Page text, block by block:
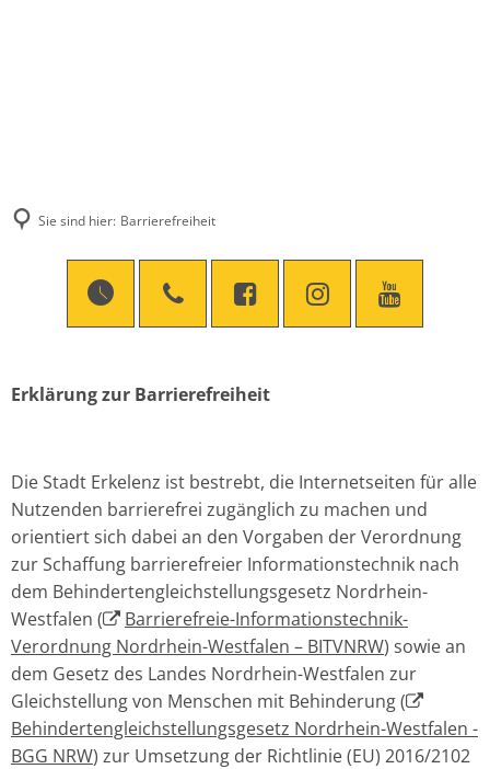
Sie sind hier: Barrierefreiheit
Barrierefreiheit
Erklärung zur Barrierefreiheit
Die Stadt Erkelenz ist bestrebt, die Internetseiten für alle
Nutzenden barrierefrei zugänglich zu machen und
orientiert sich dabei an den Vorgaben der Verordnung
zur Schaffung barrierefreier Informationstechnik nach
dem Behindertengleichstellungsgesetz Nordrhein-
Westfalen (
Barrierefreie-Informationstechnik-
Verordnung Nordrhein-Westfalen – BITVNRW) sowie an
dem Gesetz des Landes Nordrhein-Westfalen zur
Gleichstellung von Menschen mit Behinderung (
Behindertengleichstellungsgesetz Nordrhein-Westfalen -
BGG NRW) zur Umsetzung der Richtlinie (EU) 2016/2102